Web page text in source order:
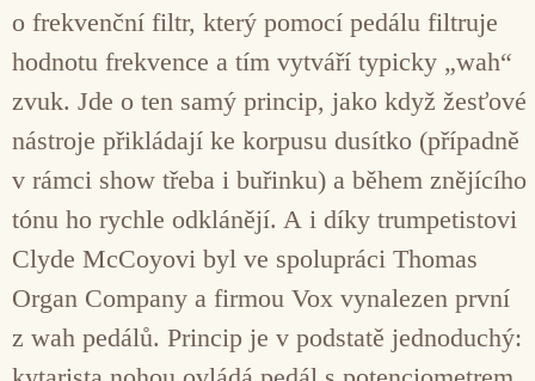
o frekvenční filtr, který pomocí pedálu filtruje
hodnotu frekvence a tím vytváří typicky „wah“
zvuk. Jde o ten samý princip, jako když žesťové
nástroje přikládají ke korpusu dusítko (případně
v rámci show třeba i buřinku) a během znějícího
tónu ho rychle odklánějí. A i díky trumpetistovi
Clyde McCoyovi byl ve spolupráci Thomas
Organ Company a firmou Vox vynalezen první
z wah pedálů. Princip je v podstatě jednoduchý: